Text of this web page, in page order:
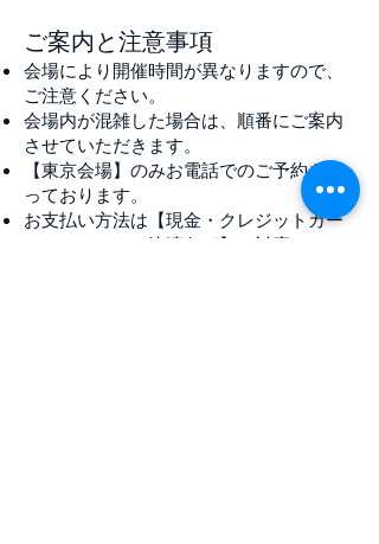
ご案内と注意事項
会場により開催時間が異なりますので、
ご注意ください。
会場内が混雑した場合は、順番にご案内
させていただきます。
【東京会場】のみお電話でのご予約を承
っております。
お支払い方法は【現金・クレジットカー
ド・バーコード決済各種】に対応してお